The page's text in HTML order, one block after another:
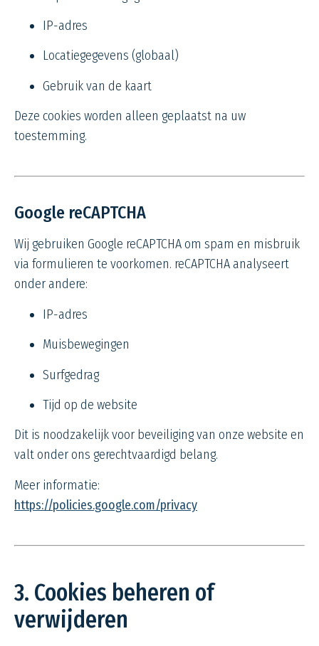
IP-adres
Locatiegegevens (globaal)
Gebruik van de kaart
Deze cookies worden alleen geplaatst na uw
toestemming.
Google reCAPTCHA
Wij gebruiken Google reCAPTCHA om spam en misbruik
via formulieren te voorkomen. reCAPTCHA analyseert
onder andere:
IP-adres
Muisbewegingen
Surfgedrag
Tijd op de website
Dit is noodzakelijk voor beveiliging van onze website en
valt onder ons gerechtvaardigd belang.
Meer informatie:
https://policies.google.com/privacy
3. Cookies beheren of
verwijderen